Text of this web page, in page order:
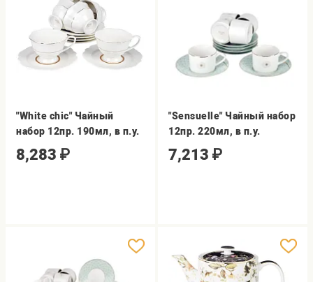
"White chic" Чайный
набор 12пр. 190мл, в п.у.
8,283 ₽
"Sensuelle" Чайный набор
12пр. 220мл, в п.у.
7,213 ₽